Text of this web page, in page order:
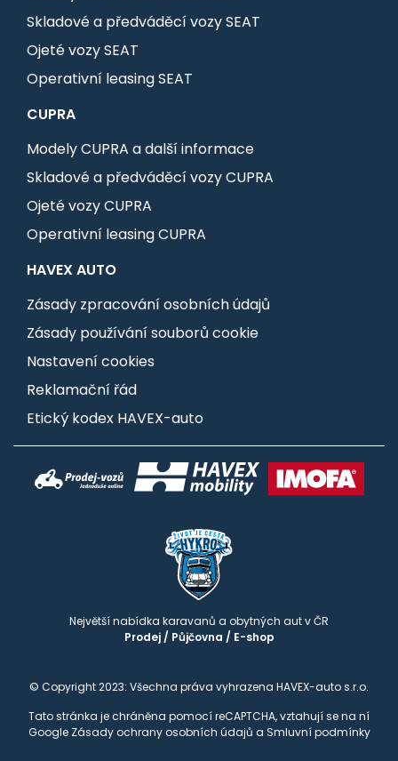
Skladové a předváděcí vozy SEAT
Ojeté vozy SEAT
Operativní leasing SEAT
CUPRA
Modely CUPRA a další informace
Skladové a předváděcí vozy CUPRA
Ojeté vozy CUPRA
Operativní leasing CUPRA
HAVEX AUTO
Zásady zpracování osobních údajů
Zásady používání souborů cookie
Nastavení cookies
Reklamační řád
Etický kodex HAVEX-auto
Největší nabídka karavanů a obytných aut v ČR
Prodej/ Půjčovna / E-shop
© Copyright 2023: Všechna práva vyhrazena HAVEX-auto s.r.o.
Tato stránka je chráněna pomocí reCAPTCHA, vztahují se na ní
Google Zásady ochrany osobních údajů a Smluvní podmínky